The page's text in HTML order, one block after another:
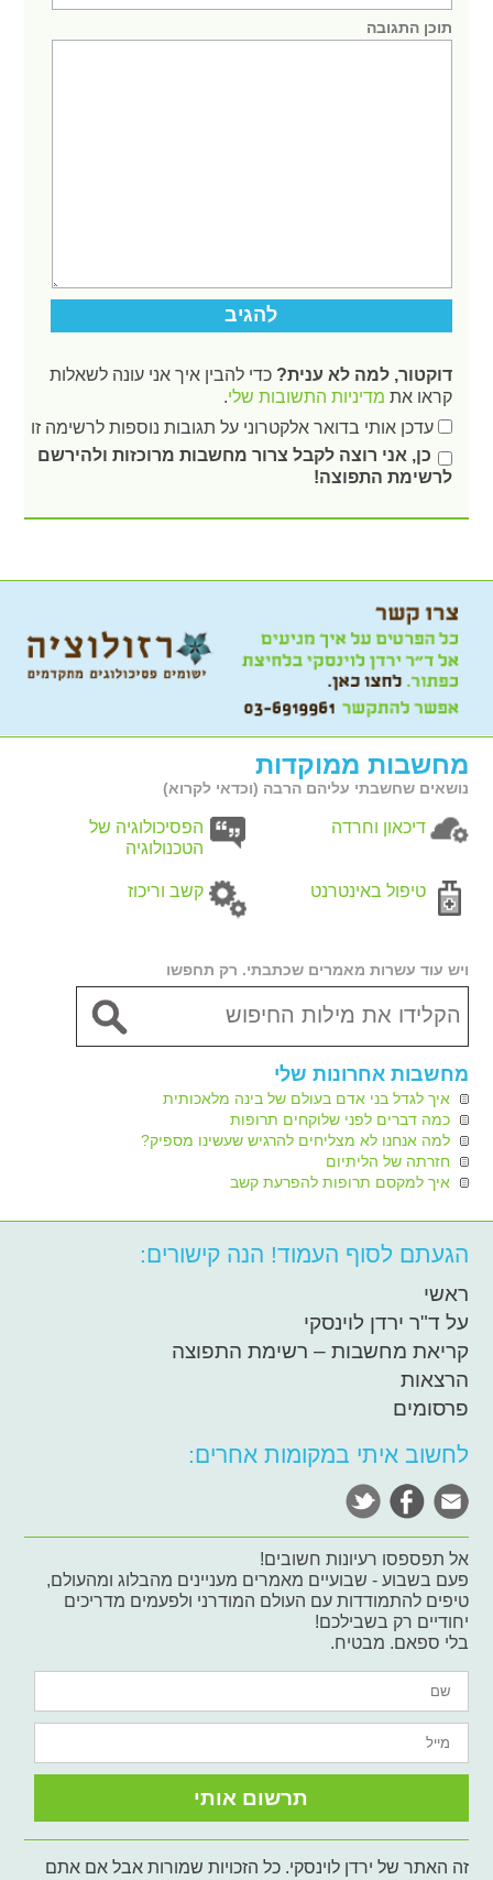
תוכן התגובה
דוקטור, למה לא ענית? כדי להבין איך אני עונה לשאלות
קראו את מדיניות התשובות שלי.
עדכן אותי בדואר אלקטרוני על תגובות נוספות לרשימה זו
כן, אני רוצה לקבל צרור מחשבות מרוכזות ולהירשם
לרשימת התפוצה!
מחשבות ממוקדות
נושאים שחשבתי עליהם הרבה (וכדאי לקרוא)
דיכאון וחרדה
הפסיכולוגיה של
הטכנולוגיה
טיפול באינטרנט קשב וריכוז
ויש עוד עשרות מאמרים שכתבתי. רק תחפשו
מחשבות אחרונות שלי
איך לגדל בני אדם בעולם של בינה מלאכותית
כמה דברים לפני שלוקחים תרופות
למה אנחנו לא מצליחים להרגיש שעשינו מספיק?
חזרתה של הליתיום
איך למקסם תרופות להפרעת קשב
הגעתם לסוף העמוד! הנה קישורים:
ראשי
על ד"ר ירדן לוינסקי
קריאת מחשבות – רשימת התפוצה
הרצאות
פרסומים
לחשוב איתי במקומות אחרים:
אל תפספסו רעיונות חשובים!
פעם בשבוע - שבועיים מאמרים מעניינים מהבלוג ומהעולם,
טיפים להתמודדות עם העולם המודרני ולפעמים מדריכים
יחודיים רק בשבילכם!
בלי ספאם. מבטיח.
זה האתר של ירדן לוינסקי. כל הזכויות שמורות אבל אם אתם